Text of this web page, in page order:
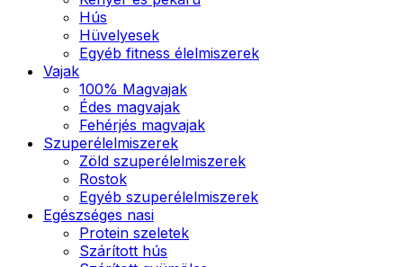
Hús
Hüvelyesek
Egyéb fitness élelmiszerek
Vajak
100% Magvajak
Édes magvajak
Fehérjés magvajak
Szuperélelmiszerek
Zöld szuperélelmiszerek
Rostok
Egyéb szuperélelmiszerek
Egészséges nasi
Protein szeletek
Szárított hús